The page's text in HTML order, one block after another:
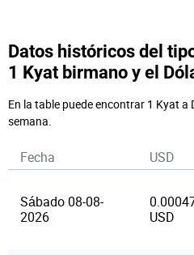
Datos históricos del
1 Kyat birmano y el
En la table puede encontrar 1 Kyat
semana.
Fecha USD
Sábado 08-08-
2026
USD